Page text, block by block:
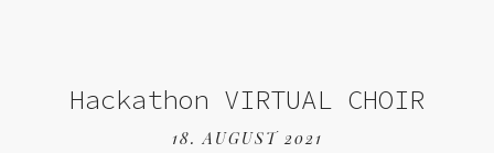
Hackathon VIRTUAL CHOIR
18. AUGUST 2021